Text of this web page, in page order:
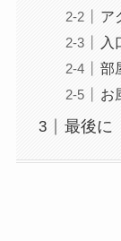
ア
入
部
お
最後に